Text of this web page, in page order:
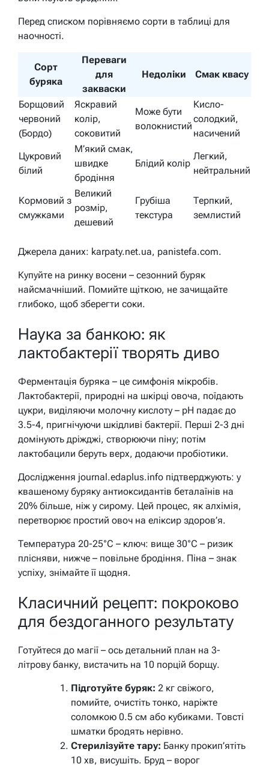
Перед списком порівняємо сорти в таблиці для
наочності.
Сорт
буряка
Переваги
для
закваски
Недоліки Смак квасу
Борщовий
червоний
(Бордо)
Яскравий
колір,
соковитий
Може бути
волокнистий
Кисло-
солодкий,
насичений
Цукровий
білий
М’який смак,
швидке
бродіння
Блідий колір
Легкий,
нейтральний
Кормовий з
смужками
Великий
розмір,
дешевий
Грубіша
текстура
Терпкий,
землистий
Джерела даних: karpaty.net.ua, panistefa.com.
Купуйте на ринку восени – сезонний буряк
найсмачніший. Помийте щіткою, не зачищайте
глибоко, щоб зберегти соки.
Наука за банкою: як
лактобактерії творять диво
Ферментація буряка – це симфонія мікробів.
Лактобактерії, природні на шкірці овоча, поїдають
цукри, виділяючи молочну кислоту – pH падає до
3.5-4, пригнічуючи шкідливі бактерії. Перші 2-3 дні
домінують дріжджі, створюючи піну; потім
лактобацили беруть верх, додаючи пробіотики.
Дослідження journal.edaplus.info підтверджують: у
квашеному буряку антиоксидантів беталаїнів на
20% більше, ніж у сирому. Цей процес, як алхімія,
перетворює простий овоч на еліксир здоров’я.
Температура 20-25°C – ключ: вище 30°C – ризик
плісняви, нижче – повільне бродіння. Піна – знак
успіху, знімайте її щодня.
Класичний рецепт: покроково
для бездоганного результату
Готуйтеся до магії – ось детальний план на 3-
літрову банку, вистачить на 10 порцій борщу.
Підготуйте буряк: 2 кг свіжого,
помийте, очистіть тонко, наріжте
соломкою 0.5 см або кубиками. Товсті
шматки бродять нерівно.
Стерилізуйте тару: Банку прокип’ятіть
10 хв, висушіть. Бруд – ворог